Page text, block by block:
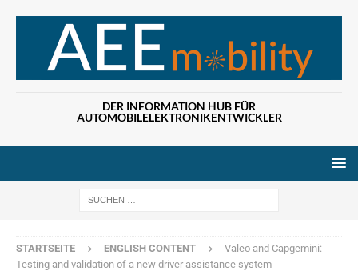
DER INFORMATION HUB FÜR
AUTOMOBILELEKTRONIKENTWICKLER
STARTSEITE ENGLISH CONTENT
Valeo and Capgemini:
Testing and validation of a new driver assistance system